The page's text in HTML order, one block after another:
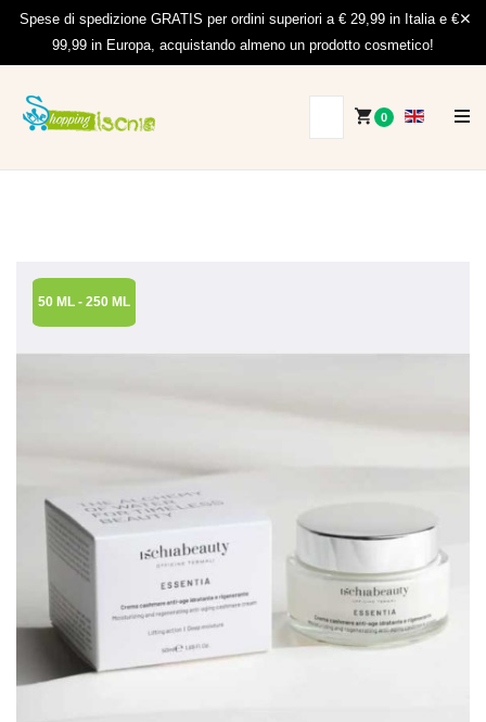
Spese di spedizione GRATIS per ordini superiori a € 29,99 in Italia e €
99,99 in Europa, acquistando almeno un prodotto cosmetico!
0
50 ML - 250 ML